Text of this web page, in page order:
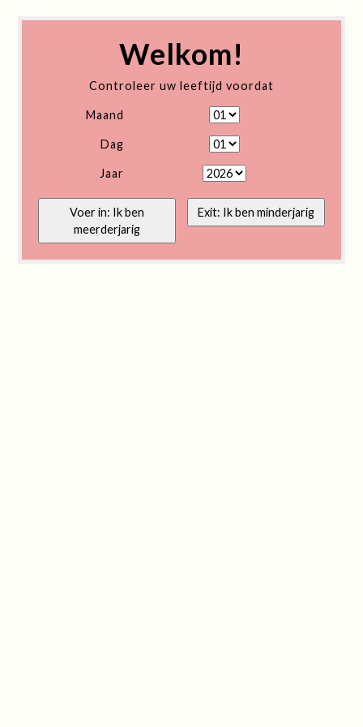
Welkom!
Controleer uw leeftijd voordat
Maand
Dag
Jaar